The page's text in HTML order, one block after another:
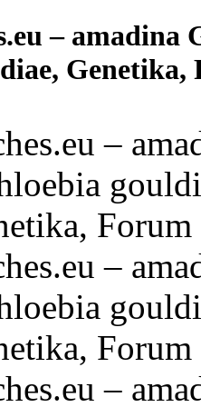
– amadina
Genetika,